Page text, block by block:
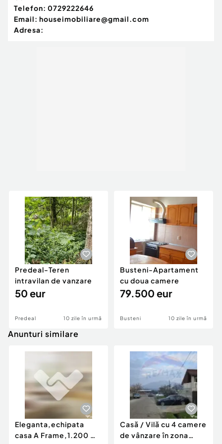
Telefon: 0729222646
Email: houseimobiliare@gmail.com
Adresa:
Predeal-Teren
intravilan de vanzare
50 eur
Predeal 10 zile în urmă
Busteni-Apartament
cu doua camere
79.500 eur
Busteni 10 zile în urmă
Anunturi similare
Eleganta,echipata
casa A Frame,1.200 mp
Casă / Vilă cu 4 camere
de vânzare în zona